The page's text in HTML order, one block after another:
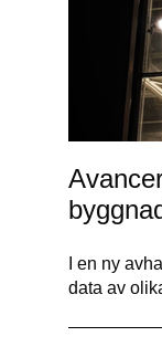
I en ny
data av